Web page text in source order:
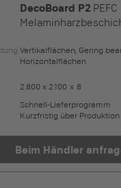
DecoBoard P2 PEFC
Vertikalflächen, Gering
Horizontalflächen
2.800 x 2.100 x 8
Schnell-Lieferprogramm
Kurzfristig über
Beim Händler